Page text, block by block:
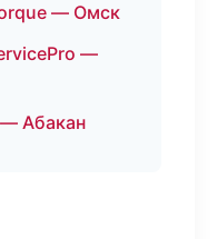
— Омск
—
— Абакан